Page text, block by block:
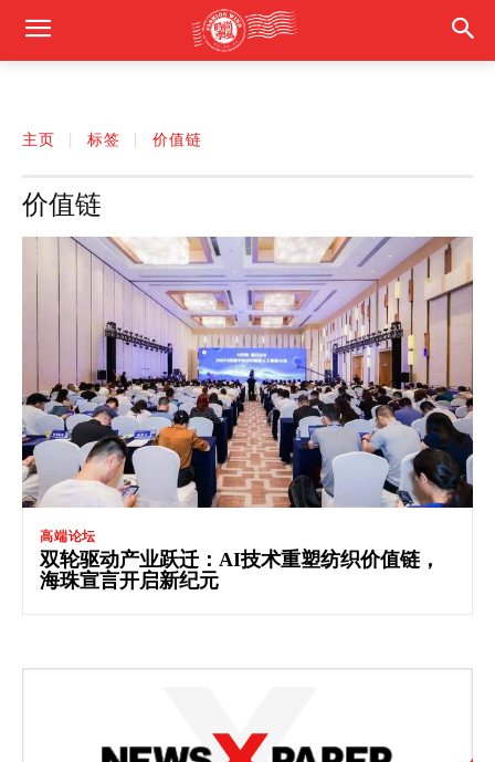
主页 标签 价值链
价值链
高端论坛
双轮驱动产业跃迁：AI技术重塑纺织价值链，
海珠宣言开启新纪元